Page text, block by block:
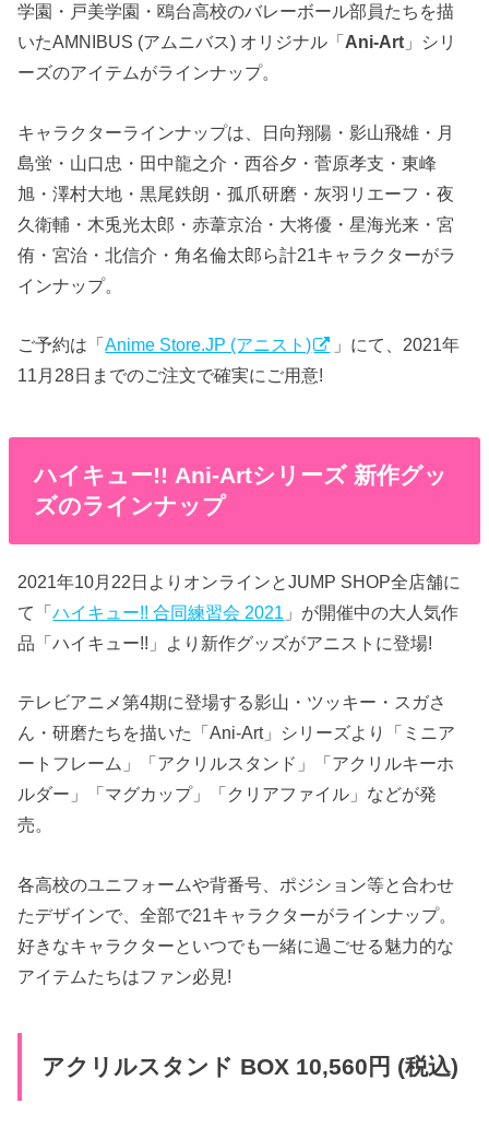
学園・戸美学園・鴎台高校のバレーボール部員たちを描
いたAMNIBUS (アムニバス) オリジナル「 Ani-Art 」シリ
ーズのアイテムがラインナップ。
キャラクターラインナップは、日向翔陽・影山飛雄・月
島蛍・山口忠・田中龍之介・西谷夕・菅原孝支・東峰
旭・澤村大地・黒尾鉄朗・孤爪研磨・灰羽リエーフ・夜
久衛輔・木兎光太郎・赤葦京治・大将優・星海光来・宮
侑・宮治・北信介・角名倫太郎ら計21キャラクターがラ
インナップ。
ご予約は「Anime Store.JP (アニスト)
」にて、2021年
11月28日までのご注文で確実にご用意!
ハイキュー!! Ani-Artシリーズ 新作グッ
ズのラインナップ
2021年10月22日よりオンラインとJUMP SHOP全店舗に
て「ハイキュー!! 合同練習会 2021 」が開催中の大人気作
品「ハイキュー!!」より新作グッズがアニストに登場!
テレビアニメ第4期に登場する影山・ツッキー・スガさ
ん・研磨たちを描いた「Ani-Art」シリーズより「ミニア
ートフレーム」「アクリルスタンド」「アクリルキーホ
ルダー」「マグカップ」「クリアファイル」などが発
売。
各高校のユニフォームや背番号、ポジション等と合わせ
たデザインで、全部で21キャラクターがラインナップ。
好きなキャラクターといつでも一緒に過ごせる魅力的な
アイテムたちはファン必見!
アクリルスタンド BOX 10,560円 (税込)